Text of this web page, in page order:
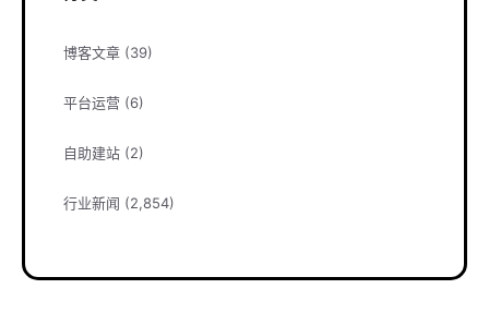
博客文章 (39)
平台运营 (6)
自助建站 (2)
行业新闻 (2,854)